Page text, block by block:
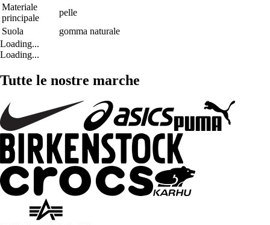
Materiale
principale
pelle
Suola
gomma naturale
Loading...
Loading...
Tutte le nostre marche